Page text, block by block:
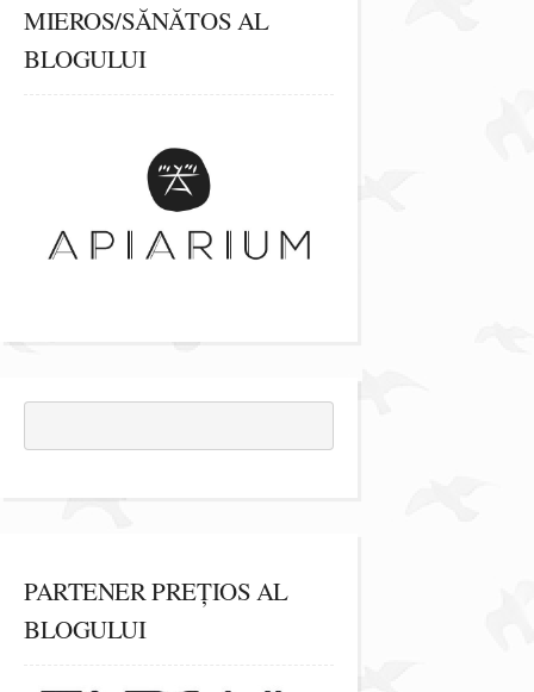
MIEROS/SĂNĂTOS AL
BLOGULUI
PARTENER PREȚIOS AL
BLOGULUI